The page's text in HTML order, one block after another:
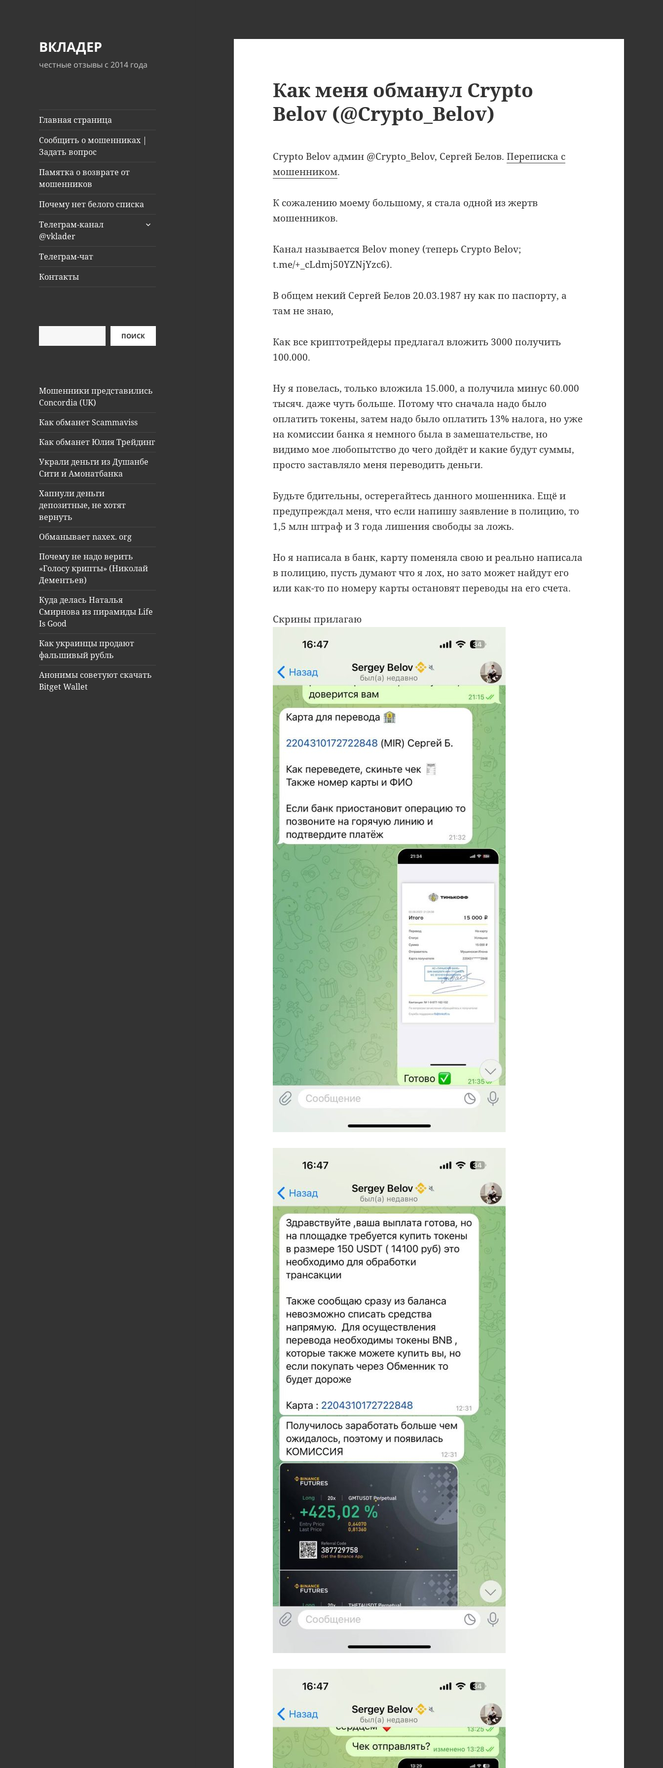
ВКЛАДЕР
честные отзывы с 2014 года
Главная страница
Сообщить о мошенниках |
Задать вопрос
Памятка о возврате от
мошенников
Почему нет белого списка
Телеграм-канал
@vklader
раскрыть
Телеграм-чат
Контакты
ПОИСК
Мошенники представились
Concordia (UK)
Как обманет Scammaviss
Как обманет Юлия Трейдинг
Украли деньги из Душанбе
Сити и Амонатбанка
Хапнули деньги
депозитные, не хотят
вернуть
Обманывает naxex. org
Почему не надо верить
«Голосу крипты» (Николай
Дементьев)
Куда делась Наталья
Смирнова из пирамиды Life
Is Good
Как украинцы продают
фальшивый рубль
Анонимы советуют скачать
Bitget Wallet
Как меня обманул Crypto
Belov (@Crypto_Belov)
Crypto Belov админ @Crypto_Belov, Сергей Белов.Переписка с
мошенником.
К сожалению моему большому, я стала одной из жертв
мошенников.
Канал называется Belov money (теперь Crypto Belov;
t.me/+_cLdmj50YZNjYzc6).
В общем некий Сергей Белов 20.03.1987 ну как по паспорту, а
там не знаю,
Как все криптотрейдеры предлагал вложить 3000 получить
100.000.
Ну я повелась, только вложила 15.000, а получила минус 60.000
тысяч. даже чуть больше. Потому что сначала надо было
оплатить токены, затем надо было оплатить 13% налога, но уже
на комиссии банка я немного была в замешательстве, но
видимо мое любопытство до чего дойдёт и какие будут суммы,
просто заставляло меня переводить деньги.
Будьте бдительны, остерегайтесь данного мошенника. Ещё и
предупреждал меня, что если напишу заявление в полицию, то
1,5 млн штраф и 3 года лишения свободы за ложь.
Но я написала в банк, карту поменяла свою и реально написала
в полицию, пусть думают что я лох, но зато может найдут его
или как-то по номеру карты остановят переводы на его счета.
Скрины прилагаю